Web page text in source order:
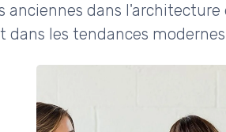
anciennes dans l'architecture
les tendances